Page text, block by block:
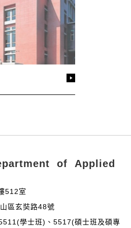
of Applied
512室
區玄奘路48號
學士班)、5517(碩士班及碩專